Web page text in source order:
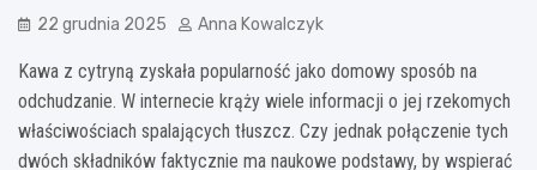
22 grudnia 2025 Anna Kowalczyk
Kawa z cytryną zyskała popularność jako domowy sposób na
odchudzanie. W internecie krąży wiele informacji o jej rzekomych
właściwościach spalających tłuszcz. Czy jednak połączenie tych
dwóch składników faktycznie ma naukowe podstawy, by wspierać